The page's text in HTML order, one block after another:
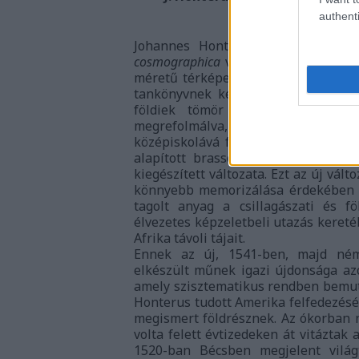
Johannes Honterus legnagyobb
cosmographica volt. Első kiadása,
méretű térképet tartalmazott, a
tankönyvnek készült mű az
földiek tömör leírását célozta.
megrefolmálva, úttörő módon
középiskolává fejlesztette. Az új
alapított brassói nyomdában
kiegészített változata. Ezt az új
könnyebb memorizálása
tagolt anyag a csillagászati és
élvezetes képzeletbeli utazás
Afrika távoli tájait.
Ennek az új, 1541-ben, majd
elkészült műnek igazi újdonsága
amely szisztematikus rendben
Honterus tudott Amerika
megismert földrésznek. Az
volta felett évtizedeken át vitáztak
1520-ban Bécsben megjelent